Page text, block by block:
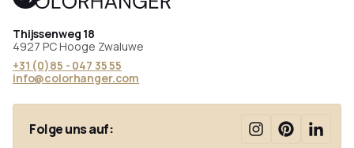
am Black Friday nicht teilnimmt. Für uns ist die Qualität
unserer Produkte mehr wert als unerreichbare Rabatte
oder Angebote.
Thijssenweg 18
4927 PC Hooge Zwaluwe
+31 (0)85 - 047 35 55
info@colorhanger.com
Folge uns auf: